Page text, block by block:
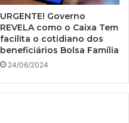
URGENTE! Governo
REVELA como o Caixa Tem
facilita o cotidiano dos
beneficiários Bolsa Família
24/06/2024